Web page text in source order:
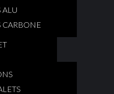
ALU
CARBONE